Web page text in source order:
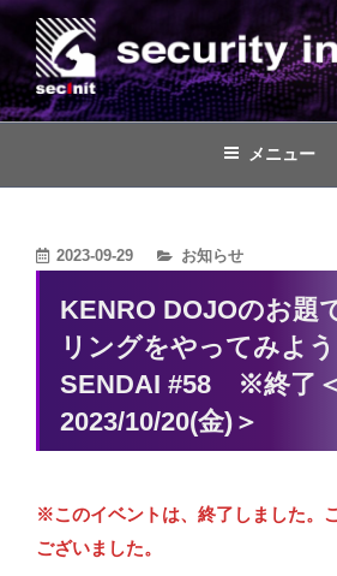
コ
テ
ン
へ
株式会社セキュリテ
脅威ベースのペネトレーションテスト
や脆弱性診断、セキュリティコンサルティ
メニュー
2023-09-29
カ
ゴ
リ
お知らせ
KENRO DOJOのお題
リングをやってみよ
SENDAI #58 ※終了＜
2023/10/20(金)＞
※このイベントは、終了しました。
ございました。